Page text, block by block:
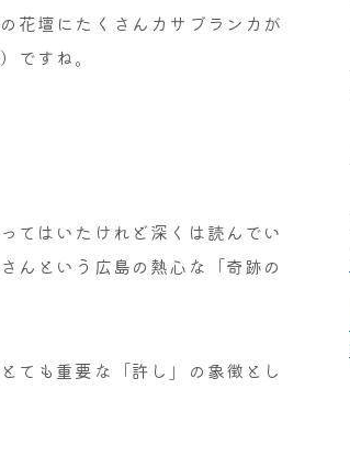
花壇にたくさんカサブランカが
ですね。
てはいたけれど深くは読んでい
んという広島の熱心な「奇跡の
ても重要な「許し」の象徴とし